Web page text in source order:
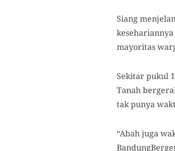
Siang
mayoritas
Sekitar pukul
Tanah
tak punya
“Abah juga